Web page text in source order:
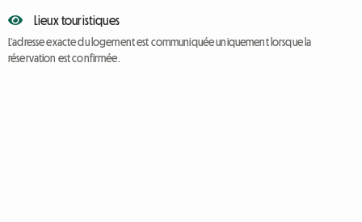
Lieux touristiques
L'adresse exacte du logement est communiquée uniquement lorsque la
réservation est confirmée.